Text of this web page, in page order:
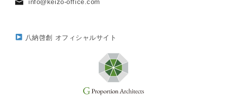
info@keizo-office.com
八納啓創 オフィシャルサイト